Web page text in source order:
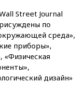
Street Journal
по
среда»,
приборы»,
«Физическая
дизайн»